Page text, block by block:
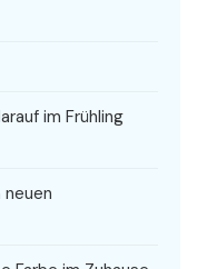
im Frühling